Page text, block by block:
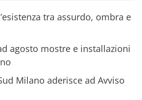
tra assurdo, ombra e
agosto mostre e installazioni
Milano aderisce ad Avviso